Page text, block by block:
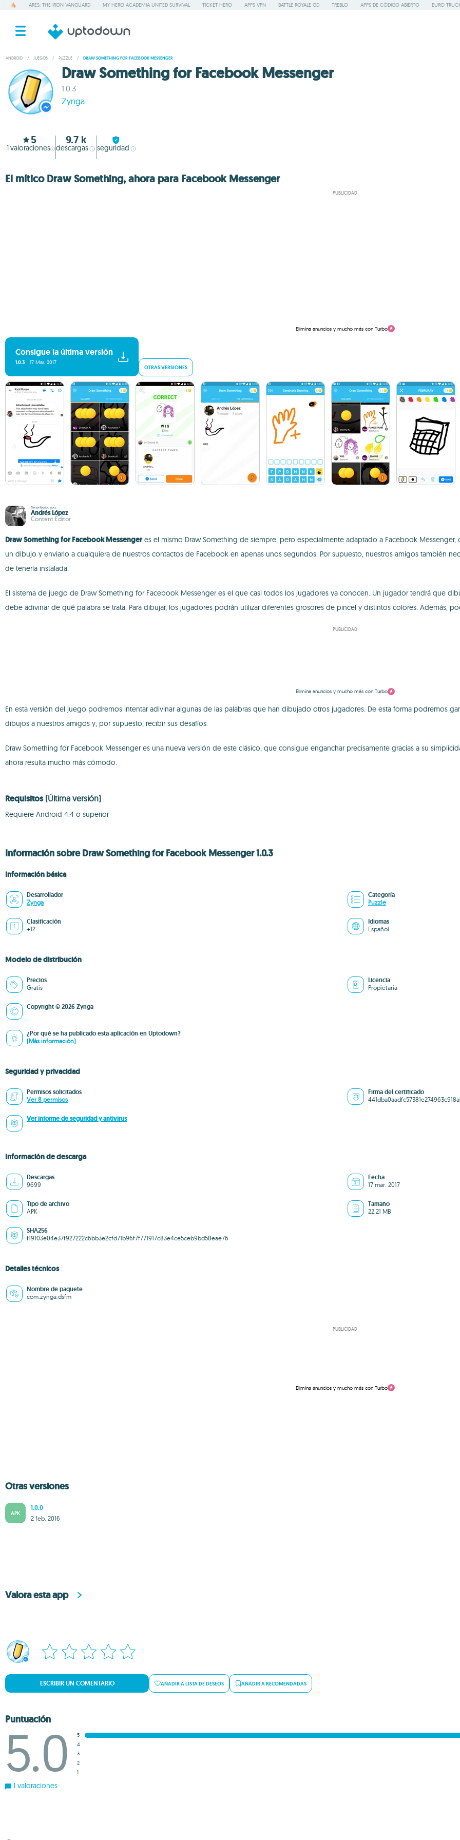
ARES: THE IRON VANGUARD MY HERO ACADEMIA UNITED SURVIVAL TICKET HERO APPS VPN BATTLE ROYALE GD TREBLO APPS DE CÓDIGO ABIERTO EURO
ANDROID / JUEGOS / PUZZLE / DRAW SOMETHING FOR FACEBOOK MESSENGER
Draw Something for Facebook Messenger
1.0.3
Zynga
5
1valoraciones
9.7 k
descargas seguridad
El mítico Draw Something, ahora para Facebook Messenger
PUBLICIDAD
Elimina anuncios y mucho más con Turbo
Consigue la última versión
1.0.3 17 Mar. 2017
OTRAS VERSIONES
Reseñado por
Andrés López
Content Editor
Draw Something for Facebook Messengeres el mismo Draw Something de siempre, pero especialmente adaptado a Facebook
un dibujo y enviarlo a cualquiera de nuestros contactos de Facebook en apenas unos segundos. Por supuesto, nuestros amigos también
de tenerla instalada.
El sistema de juego de Draw Something for Facebook Messenger es el que casi todos los jugadores ya conocen. Un jugador tendrá que
debe adivinar de qué palabra se trata. Para dibujar, los jugadores podrán utilizar diferentes grosores de pincel y distintos colores. Además,
PUBLICIDAD
Elimina anuncios y mucho más con Turbo
En esta versión del juego podremos intentar adivinar algunas de las palabras que han dibujado otros jugadores. De esta forma podremos
dibujos a nuestros amigos y, por supuesto, recibir sus desafíos.
Draw Something for Facebook Messenger es una nueva versión de este clásico, que consigue enganchar precisamente gracias a su
ahora resulta mucho más cómodo.
Requisitos (Última versión)
Requiere Android 4.4 o superior
Información sobre Draw Something for Facebook Messenger 1.0.3
Información básica
Desarrollador
Zynga
Categoría
Puzzle
Clasificación
+12
Idiomas
Español
Modelo de distribución
Precios
Gratis
Licencia
Propietaria
Copyright © 2026 Zynga
¿Por qué se ha publicado esta aplicación en Uptodown?
(Más información)
Seguridad y privacidad
Permisos solicitados
Ver 8 permisos
Firma del certificado
Ver informe de seguridad y antivirus
Información de descarga
Descargas
9699
Fecha
17 mar. 2017
Tipo de archivo
APK
Tamaño
22.21 MB
SHA256
f19103e04e37f927222c6bb3e2cfd71b96f7f771917c83e4ce5ceb9bd58eae76
Detalles técnicos
Nombre de paquete
com.zynga.dsfm
PUBLICIDAD
Elimina anuncios y mucho más con Turbo
Otras versiones
APK
1.0.0
2 feb. 2016
Valora esta app
ESCRIBIR UN COMENTARIO AÑADIR A LISTA DE DESEOS AÑADIR A RECOMENDADAS
Puntuación
5.0
5
4
3
2
1
1 valoraciones